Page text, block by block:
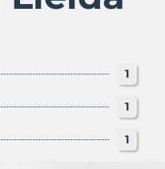
1
1
1